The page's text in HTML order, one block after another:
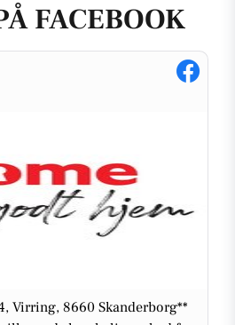
FACEBOOK
Virring, 8660 Skanderborg**